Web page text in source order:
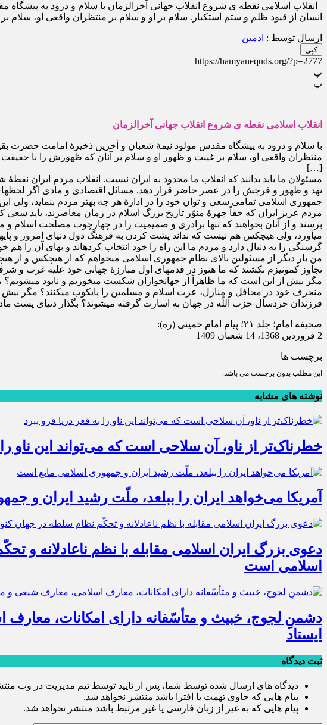
انقلاب اسلامی نقطه ی شروع انقلاب جهانی آخرالزمان با سلام و درود به پیشگاه
انسان از قیود ظلم و ستم استکبار. سلام بر او و سلام بر منتظران واقعی او، سلام
ارسال توسط : ادمین
کپی
https://hamyanequds.org/?p=2777
پ
پ
انقلاب اسلامی نقطه ی شروع انقلاب جهانی آخرالزمان
با سلام و درود به پیشگاه مقدس مولود نیمۀ شعبان و آخرین ذخیرۀ امامت حضرت
منتظران واقعی او، سلام بر غیبت و ظهور او و سلام بر آنان که ظهورش را با
[…]
مسئولان ما باید بدانند که انقلاب ما محدود به ایران نیست. انقلاب مردم ایران
نهد و ظهور و فرجش را در عصر حاضر قرار دهد. مسائل اقتصادی و مادی اگر
جمهوری اسلامی تمامی سعی و توان خود را در ادارۀ هر چه بهتر مردم بنماید، ولی
مردم عزیز ایران که حقاً چهرۀ منوّر تاریخ بزرگ اسلام در زمان معاصرند، باید
برسند و از آنان بخواهند که تنها برادری و صمیمیت را در چهارچوب مصلحت
می‏آورد، ولی هیچ‏کس هم نیست که نداند پشت کردن به فرهنگ دوَل دنیای امروز و
گرسنگی را به دنبال دارد و مردم ما این راه را خود انتخاب کرده‏اند و بهای آن
من بار دیگر از مسئولین بالای نظام جمهوری اسلامی می‏خواهم که از هیچ‏کس و از
تجاوز کمونیزم نکشند که ما هنوز در قدمهای اول مبارزۀ جهانی خود علیه غرب و
مگر بیش از این است که ما ظاهراً از جهانخواران شکست می‏خوریم و نابود
منحرف خود در محافل و منازل، عزت اسلام و مسلمین را پایکوب می‏کنند؟ مگر
فرزندان خردسال حزب‏ اللّه‏ در جهان به اسارت گرفته می‏شوند؟ بگذار دنیای پست
صحیفه امام؛ جلد ۲۱؛ پیام امام خمینی (ره):
2 فروردین 1368، 14 شعبان 1409
برچسب ها
این مطلب بدون برچسب می باشد.
نوشته های مشابه
خطرناک‌تر از ناو، آن سلاحی است که می‌تواند این ناو را
آمریکا می‌خواهد ایران را ببلعد، ملّت رشید ایران و
دعوی بزرگ ایران اسلامی مقابله با نظم ناعادلانه و
اسلامی است
دشمنِ لجوج، خبیث و متأسّفانه دارای امکانات، معارف
ایستاد
ثبت دیدگاه
دیدگاه های ارسال شده توسط شما، پس از تایید توسط تیم مدیریت در وب
پیام هایی که حاوی تهمت یا افترا باشد منتشر نخواهد شد.
پیام هایی که به غیر از زبان فارسی یا غیر مرتبط باشد منتشر نخواهد شد.